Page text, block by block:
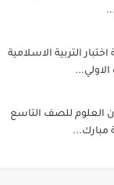
التربية الاسلامية
العلوم للصف التاسع
مبارك...